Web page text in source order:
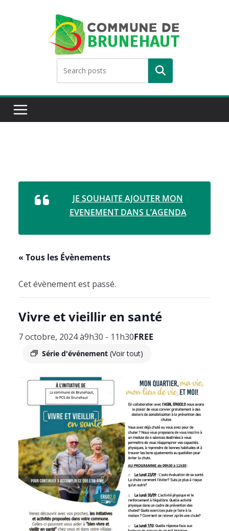
Rechercher
JE SOUHAITE AJOUTER MON
EVENEMENT DANS L’AGENDA
« Tous les Évènements
Cet évènement est passé.
Vivre et vieillir en santé
7 octobre, 2024 à9h30 - 11h30
Série d'événement (Voir tout)
FREE